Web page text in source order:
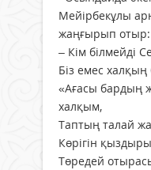
Мейірбекұлы
жаңғырып отыр:
– Кім білмейді
Біз емес
«Ағасы бардың
халқым,
Таптың талай
Көрігін
Төредей